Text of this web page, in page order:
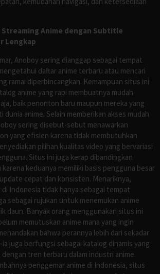
Anime dengan Subtitle
Lengkap
Anoboy sering dianggap sebagai tempat
daftar anime terbaru atau mencari
ramai diperbincangkan. Kemampuan situs ini
anime yang rapi membuatnya mudah
baik penonton baru maupun mereka yang
dunia anime. Selain memberikan akses mudah
sering disebut-sebut menawarkan
yang efisien karena tidak membutuhkan
pilihan kualitas video yang bervariasi
Situs ini juga kerap dibandingkan
karena keduanya memiliki basis pengguna besar
cepat dan konsisten. Menariknya,
Indonesia tidak hanya sebagai tempat
sebagai rujukan untuk menemukan anime
daun. Banyak orang menggunakan situs ini
memutuskan anime mana yang ingin
bahwa perannya lebih dari sekadar
juga berfungsi sebagai katalog dinamis yang
dengan tren terbaru dalam industri anime.
penggemar anime di Indonesia, situs